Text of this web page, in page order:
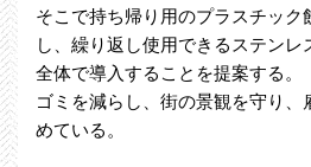
そこで持ち帰り用のプラスチック
し、繰り返し使用できるステン
全体で導入することを提案する。
ゴミを減らし、街の景観を守り
めている。